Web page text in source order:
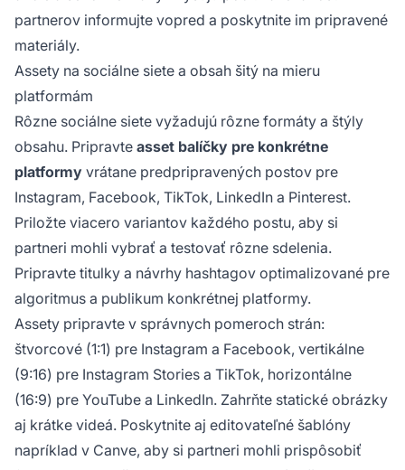
partnerov informujte vopred a poskytnite im pripravené
materiály.
Assety na sociálne siete a obsah šitý na mieru
platformám
Rôzne sociálne siete vyžadujú rôzne formáty a štýly
obsahu. Pripravte asset balíčky pre konkrétne
platformy vrátane predpripravených postov pre
Instagram, Facebook, TikTok, LinkedIn a Pinterest.
Priložte viacero variantov každého postu, aby si
partneri mohli vybrať a testovať rôzne sdelenia.
Pripravte titulky a návrhy hashtagov optimalizované pre
algoritmus a publikum konkrétnej platformy.
Assety pripravte v správnych pomeroch strán:
štvorcové (1:1) pre Instagram a Facebook, vertikálne
(9:16) pre Instagram Stories a TikTok, horizontálne
(16:9) pre YouTube a LinkedIn. Zahrňte statické obrázky
aj krátke videá. Poskytnite aj editovateľné šablóny
napríklad v Canve, aby si partneri mohli prispôsobiť